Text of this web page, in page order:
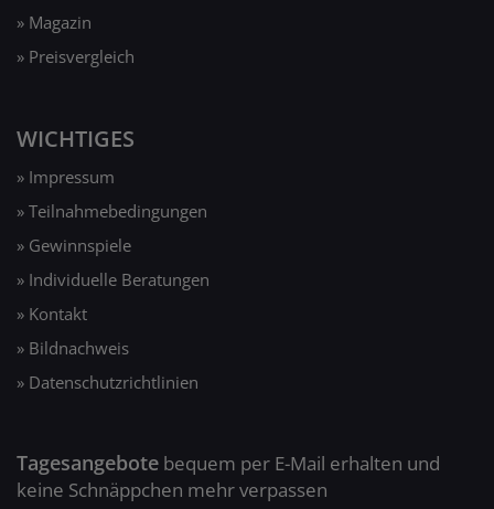
» Magazin
» Preisvergleich
WICHTIGES
» Impressum
» Teilnahmebedingungen
» Gewinnspiele
» Individuelle Beratungen
» Kontakt
» Bildnachweis
» Datenschutzrichtlinien
Tagesangebote bequem per E-Mail erhalten und
keine Schnäppchen mehr verpassen